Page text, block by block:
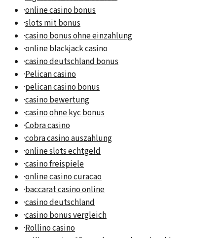
·online casino bonus
·slots mit bonus
·casino bonus ohne einzahlung
·online blackjack casino
·casino deutschland bonus
·Pelican casino
·pelican casino bonus
·casino bewertung
·casino ohne kyc bonus
·Cobra casino
·cobra casino auszahlung
·online slots echtgeld
·casino freispiele
·online casino curacao
·baccarat casino online
·casino deutschland
·casino bonus vergleich
·Rollino casino